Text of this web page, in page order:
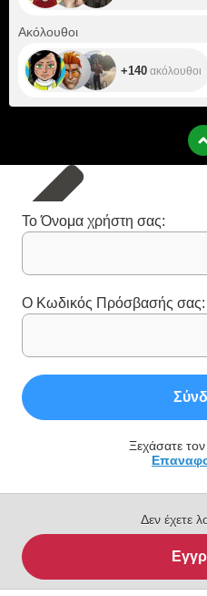
Ακόλουθοι
+140 ακόλουθοι
Το Όνομα χρήστη σας:
Ο Κωδικός Πρόσβασής σας:
Ξεχάσατε
Δεν έχετε